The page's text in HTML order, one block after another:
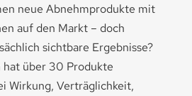
neue Abnehmprodukte mit
auf den Markt – doch
sichtbare Ergebnisse?
hat über 30 Produkte
Wirkung, Verträglichkeit,